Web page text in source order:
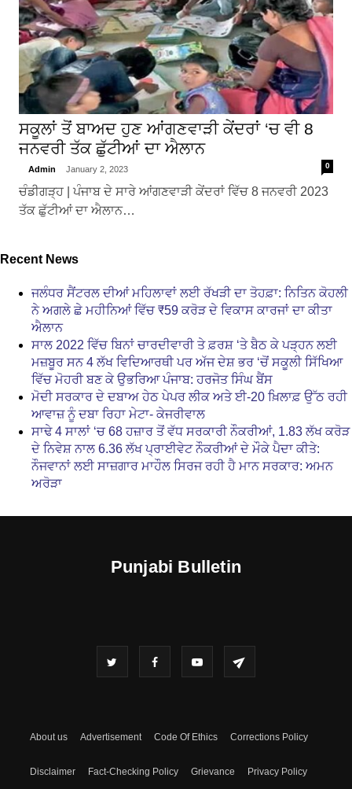
ਸਕੂਲਾਂ ਤੋਂ ਬਾਅਦ ਹੁਣ ਆਂਗਣਵਾੜੀ ਕੇਂਦਰਾਂ ‘ਚ ਵੀ 8
ਜਨਵਰੀ ਤੱਕ ਛੁੱਟੀਆਂ ਦਾ ਐਲਾਨ
Admin January 2, 2023 0
ਚੰਡੀਗੜ੍ਹ | ਪੰਜਾਬ ਦੇ ਸਾਰੇ ਆਂਗਣਵਾੜੀ ਕੇਂਦਰਾਂ ਵਿੱਚ 8 ਜਨਵਰੀ 2023
ਤੱਕ ਛੁੱਟੀਆਂ ਦਾ ਐਲਾਨ…
Recent News
ਜਲੰਧਰ ਸੈਂਟਰਲ ਦੀਆਂ ਮਹਿਲਾਵਾਂ ਲਈ ਰੱਖੜੀ ਦਾ ਤੋਹਫ਼ਾ: ਨਿਤਿਨ ਕੋਹਲੀ
ਨੇ ਅਗਲੇ ਛੇ ਮਹੀਨਿਆਂ ਵਿੱਚ ₹59 ਕਰੋੜ ਦੇ ਵਿਕਾਸ ਕਾਰਜਾਂ ਦਾ ਕੀਤਾ
ਐਲਾਨ
ਸਾਲ 2022 ਵਿੱਚ ਬਿਨਾਂ ਚਾਰਦੀਵਾਰੀ ਤੇ ਫ਼ਰਸ਼ ‘ਤੇ ਬੈਠ ਕੇ ਪੜ੍ਹਨ ਲਈ
ਮਜ਼ਬੂਰ ਸਨ 4 ਲੱਖ ਵਿਦਿਆਰਥੀ ਪਰ ਅੱਜ ਦੇਸ਼ ਭਰ ‘ਚੋਂ ਸਕੂਲੀ ਸਿੱਖਿਆ
ਵਿੱਚ ਮੋਹਰੀ ਬਣ ਕੇ ਉਭਰਿਆ ਪੰਜਾਬ: ਹਰਜੋਤ ਸਿੰਘ ਬੈਂਸ
ਮੋਦੀ ਸਰਕਾਰ ਦੇ ਦਬਾਅ ਹੇਠ ਪੇਪਰ ਲੀਕ ਅਤੇ ਈ-20 ਖ਼ਿਲਾਫ਼ ਉੱਠ ਰਹੀ
ਆਵਾਜ਼ ਨੂੰ ਦਬਾ ਰਿਹਾ ਮੇਟਾ- ਕੇਜਰੀਵਾਲ
ਸਾਢੇ 4 ਸਾਲਾਂ ‘ਚ 68 ਹਜ਼ਾਰ ਤੋਂ ਵੱਧ ਸਰਕਾਰੀ ਨੌਕਰੀਆਂ, 1.83 ਲੱਖ ਕਰੋੜ
ਦੇ ਨਿਵੇਸ਼ ਨਾਲ 6.36 ਲੱਖ ਪ੍ਰਾਈਵੇਟ ਨੌਕਰੀਆਂ ਦੇ ਮੌਕੇ ਪੈਦਾ ਕੀਤੇ:
ਨੌਜਵਾਨਾਂ ਲਈ ਸਾਜ਼ਗਾਰ ਮਾਹੌਲ ਸਿਰਜ ਰਹੀ ਹੈ ਮਾਨ ਸਰਕਾਰ: ਅਮਨ
ਅਰੋੜਾ
Punjabi Bulletin
About us Advertisement Code Of Ethics Corrections Policy
Disclaimer Fact-Checking Policy Grievance Privacy Policy